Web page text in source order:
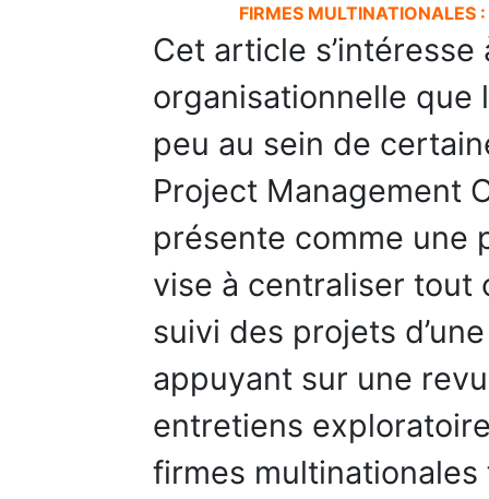
FIRMES MULTINATIONALES
Cet article
organisationnelle que
peu au sein de
Project Management
présente comme une
vise à centraliser tout
suivi des projets
appuyant sur une
entretiens
firmes multinationales